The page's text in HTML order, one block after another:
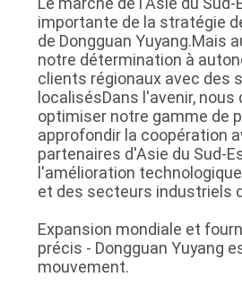
importante de la stratégie
de Dongguan Yuyang.Mais
notre détermination à
clients régionaux avec des
localisésDans l'avenir, nous
optimiser notre gamme de
approfondir la coopération
partenaires d'Asie du Sud-
l'amélioration
et des secteurs industriels
Expansion mondiale et
précis - Dongguan Yuyang
mouvement.